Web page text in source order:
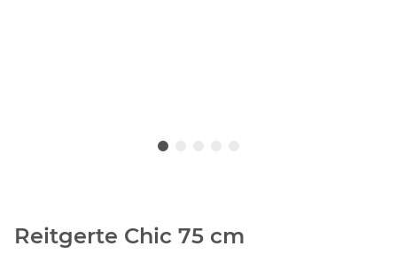
Reitgerte Chic 75 cm